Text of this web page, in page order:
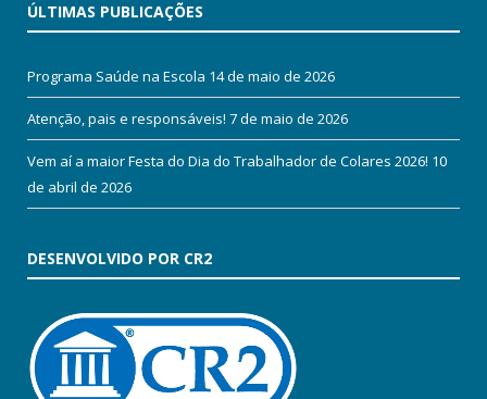
ÚLTIMAS PUBLICAÇÕES
Programa Saúde na Escola 14 de maio de 2026
Atenção, pais e responsáveis! 7 de maio de 2026
Vem aí a maior Festa do Dia do Trabalhador de Colares 2026! 10
de abril de 2026
DESENVOLVIDO POR CR2